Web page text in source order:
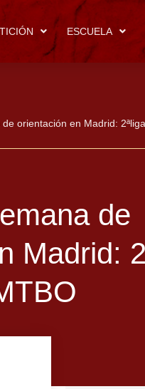
ESCUELA
orientación en Madrid:
de
Madrid: